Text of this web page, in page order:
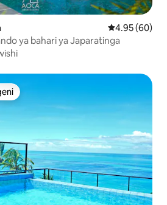
Ukadiriaji wa
4.95 (60)
ya bahari ya Japaratinga
wageni